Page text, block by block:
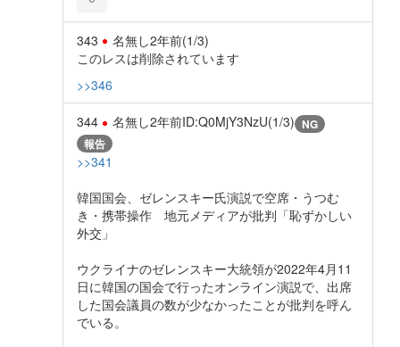
343 名無し2年前(1/3)
このレスは削除されています
>>346
344 名無し2年前ID:Q0MjY3NzU(1/3) NG
報告
>>341
韓国国会、ゼレンスキー氏演説で空席・うつむ
き・携帯操作 地元メディアが批判「恥ずかしい
外交」
ウクライナのゼレンスキー大統領が2022年4月11
日に韓国の国会で行ったオンライン演説で、出席
した国会議員の数が少なかったことが批判を呼ん
でいる。